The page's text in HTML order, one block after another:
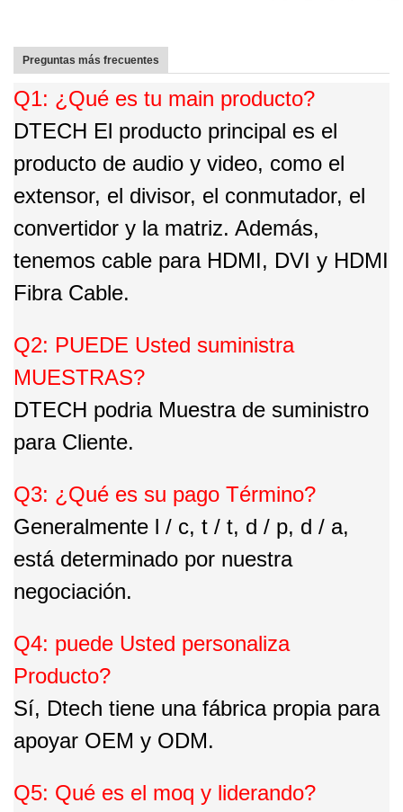
Preguntas más frecuentes
Q1: ¿Qué es tu main producto?
DTECH El producto principal es el
producto de audio y video, como el
extensor, el divisor, el conmutador, el
convertidor y la matriz. Además,
tenemos cable para HDMI, DVI y HDMI
Fibra Cable.
Q2: PUEDE Usted suministra
MUESTRAS?
DTECH podria Muestra de suministro
para Cliente.
Q3: ¿Qué es su pago Término?
Generalmente l / c, t / t, d / p, d / a,
está determinado por nuestra
negociación.
Q4: puede Usted personaliza
Producto?
Sí, Dtech tiene una fábrica propia para
apoyar OEM y ODM.
Q5: Qué es el moq y liderando?